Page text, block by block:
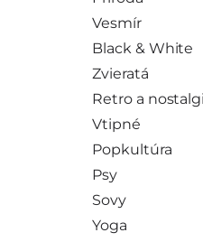
Vesmír
Black & White
Zvieratá
Retro a
Vtipné
Popkultúra
Psy
Sovy
Yoga